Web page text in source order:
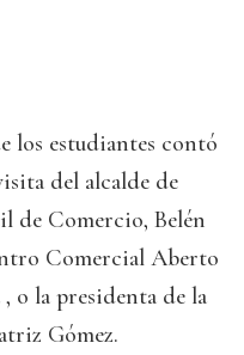
los estudiantes contó
del alcalde de
de Comercio, Belén
Comercial Aberto
o la presidenta de la
Gómez.